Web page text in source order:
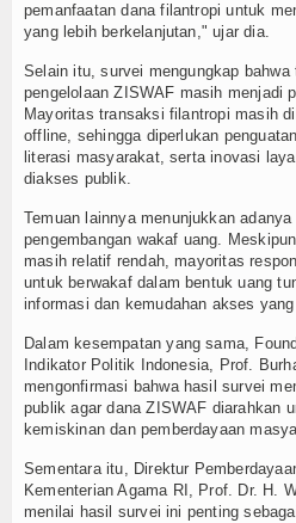
pemanfaatan dana filantropi untuk
yang lebih berkelanjutan," ujar dia.
Selain itu, survei mengungkap
pengelolaan ZISWAF masih menjadi
Mayoritas transaksi filantropi masih
offline, sehingga diperlukan
literasi masyarakat, serta inovasi
diakses publik.
Temuan lainnya menunjukkan
pengembangan wakaf uang.
masih relatif rendah, mayoritas
untuk berwakaf dalam bentuk uang
informasi dan kemudahan akses
Dalam kesempatan yang sama,
Indikator Politik Indonesia, Prof.
mengonfirmasi bahwa hasil survei
publik agar dana ZISWAF diarahkan
kemiskinan dan pemberdayaan
Sementara itu, Direktur
Kementerian Agama RI, Prof. Dr. H.
menilai hasil survei ini penting